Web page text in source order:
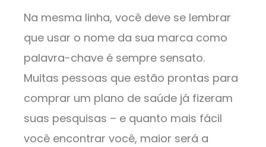
Na mesma linha, você deve se lembrar
que usar o nome da sua marca como
palavra-chave é sempre sensato.
Muitas pessoas que estão prontas para
comprar um plano de saúde já fizeram
suas pesquisas – e quanto mais fácil
você encontrar você, maior será a